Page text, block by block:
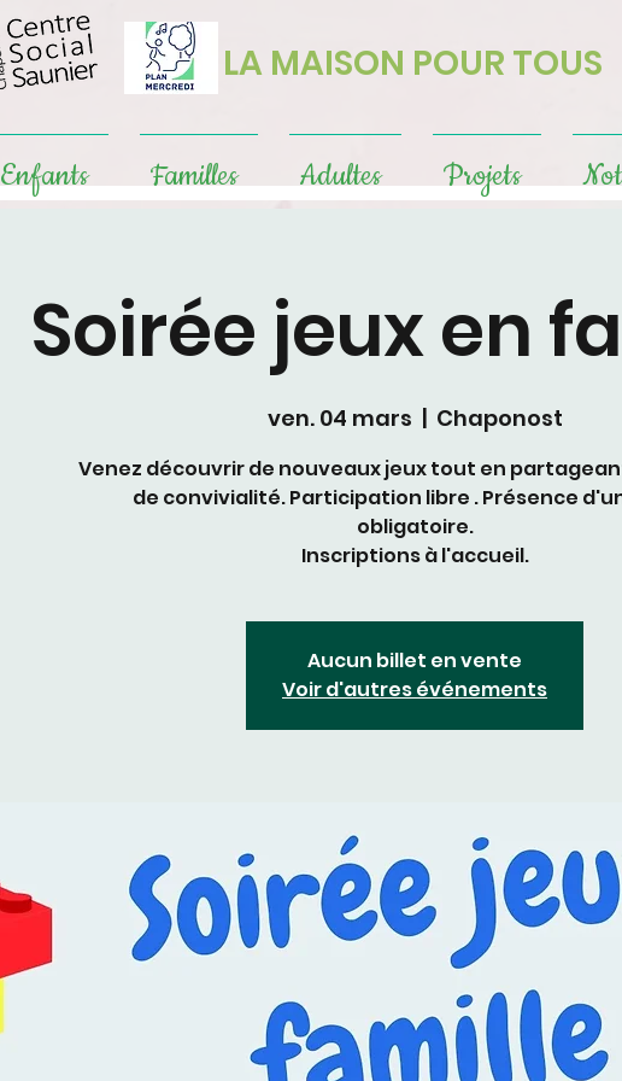
LA MAISON POUR TOUS
Enfants Familles Adultes Projets
Soirée jeux en
ven. 04 mars
  |
Chaponost
Venez découvrir de nouveaux jeux tout en
de convivialité. Participation libre . Présence
obligatoire.
Inscriptions à l'accueil.
Aucun billet en vente
Voir d'autres événements